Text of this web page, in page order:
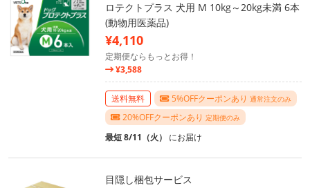
ロテクトプラス 犬用 M 10kg～20kg未満 6本
(動物用医薬品)
¥4,110
定期便ならもっとお得！
¥3,588
送料無料 5%OFFクーポンあり 通常注文のみ
20%OFFクーポンあり 定期便のみ
最短 8/11（火） にお届け
目隠し梱包サービス